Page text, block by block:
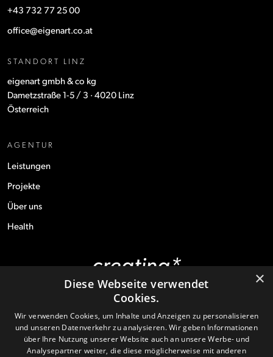
+43 732 77 25 00
office@eigenart.co.at
STANDORT LINZ
eigenart gmbh & co kg
Dametzstraße 1-5 / 3 · 4020 Linz
Österreich
AGENTUR
Leistungen
Projekte
Über uns
Health
creating*
experiences
© 2026 eigenart gmbh & co kg
×
Diese Webseite verwendet
Cookies.
Wir verwenden Cookies, um Inhalte und Anzeigen zu personalisieren
und unseren Datenverkehr zu analysieren. Wir geben Informationen
über Ihre Nutzung unserer Website auch an unsere Werbe- und
Analysepartner weiter, die diese möglicherweise mit anderen